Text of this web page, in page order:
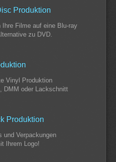
Produktion
Ihre Filme auf eine Blu-ray
zu DVD.
Vinyl Produktion
DMM oder Lackschnitt
Produktion
und Verpackungen
Ihrem Logo!